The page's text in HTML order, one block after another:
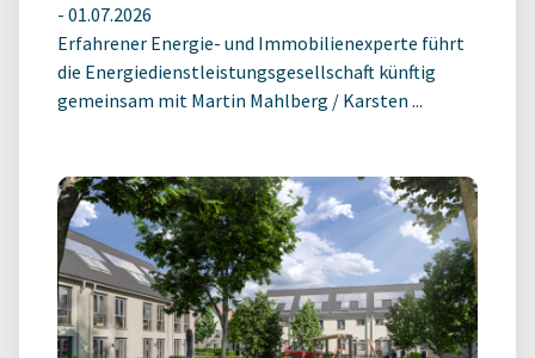
- 01.07.2026
Erfahrener Energie- und Immobilienexperte führt
die Energiedienstleistungsgesellschaft künftig
gemeinsam mit Martin Mahlberg / Karsten ...